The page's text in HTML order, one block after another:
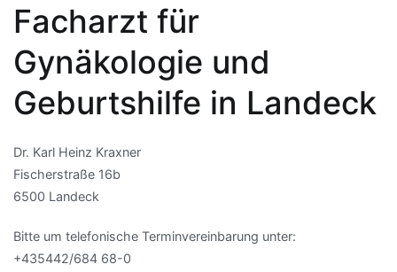
Facharzt für
Gynäkologie und
Geburtshilfe in Landeck
Dr. Karl Heinz Kraxner
Fischerstraße 16b
6500 Landeck
Bitte um telefonische Terminvereinbarung unter:
+435442/684 68-0